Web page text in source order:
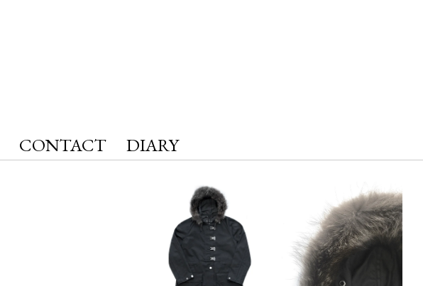
CONTACT DIARY